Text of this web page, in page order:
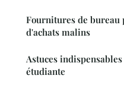
Fournitures de bureau
d'achats malins
Astuces
étudiante